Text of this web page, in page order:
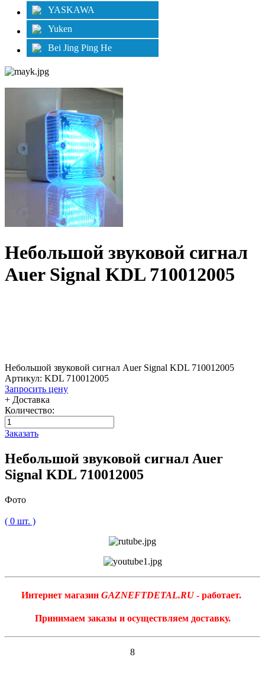
YASKAWA
Yuken
Bei Jing Ping He
Небольшой звуковой сигнал
Auer Signal KDL 710012005
Небольшой звуковой сигнал Auer Signal KDL 710012005
Артикул: KDL 710012005
Запросить цену
+ Доставка
Количество:
Заказать
Небольшой звуковой сигнал Auer
Signal KDL 710012005
Фото
( 0 шт. )
Интернет магазин GAZNEFTDETAL.RU- работает.
Принимаем заказы и осуществляем доставку.
8